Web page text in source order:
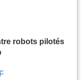
robots pilotés